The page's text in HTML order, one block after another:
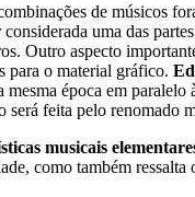
de músicos
uma das
Outro aspecto
para o material gráfico.
época em paralelo
será feita pelo renomado
musicais
como também